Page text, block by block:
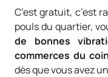
C’est gratuit, c’est
pouls du quartier,
de bonnes
commerces du
dès que vous avez